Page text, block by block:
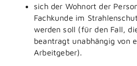
sich der Wohnort der
Fachkunde im
werden soll (für den Fall,
beantragt unabhängig von
Arbeitgeber).